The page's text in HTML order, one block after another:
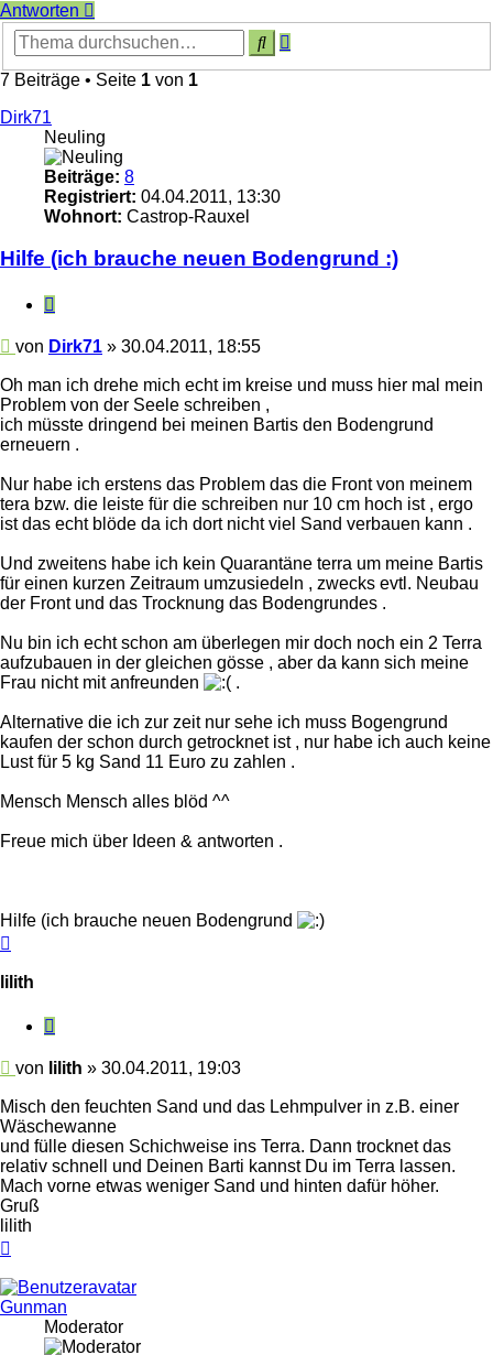
Antworten
SucheErweiterte
Suche
7 Beiträge • Seite 1 von 1
Dirk71
Neuling
Beiträge: 8
Registriert: 04.04.2011, 13:30
Wohnort: Castrop-Rauxel
Hilfe (ich brauche neuen Bodengrund :)
Zitieren
Beitrag
von Dirk71 » 30.04.2011, 18:55
Oh man ich drehe mich echt im kreise und muss hier mal mein
Problem von der Seele schreiben ,
ich müsste dringend bei meinen Bartis den Bodengrund
erneuern .
Nur habe ich erstens das Problem das die Front von meinem
tera bzw. die leiste für die schreiben nur 10 cm hoch ist , ergo
ist das echt blöde da ich dort nicht viel Sand verbauen kann .
Und zweitens habe ich kein Quarantäne terra um meine Bartis
für einen kurzen Zeitraum umzusiedeln , zwecks evtl. Neubau
der Front und das Trocknung das Bodengrundes .
Nu bin ich echt schon am überlegen mir doch noch ein 2 Terra
aufzubauen in der gleichen gösse , aber da kann sich meine
Frau nicht mit anfreunden
.
Alternative die ich zur zeit nur sehe ich muss Bogengrund
kaufen der schon durch getrocknet ist , nur habe ich auch keine
Lust für 5 kg Sand 11 Euro zu zahlen .
Mensch Mensch alles blöd ^^
Freue mich über Ideen & antworten .
Hilfe (ich brauche neuen Bodengrund
lilith
Zitieren
Beitrag
von lilith » 30.04.2011, 19:03
Misch den feuchten Sand und das Lehmpulver in z.B. einer
Wäschewanne
und fülle diesen Schichweise ins Terra. Dann trocknet das
relativ schnell und Deinen Barti kannst Du im Terra lassen.
Mach vorne etwas weniger Sand und hinten dafür höher.
Gruß
lilith
Gunman
Moderator